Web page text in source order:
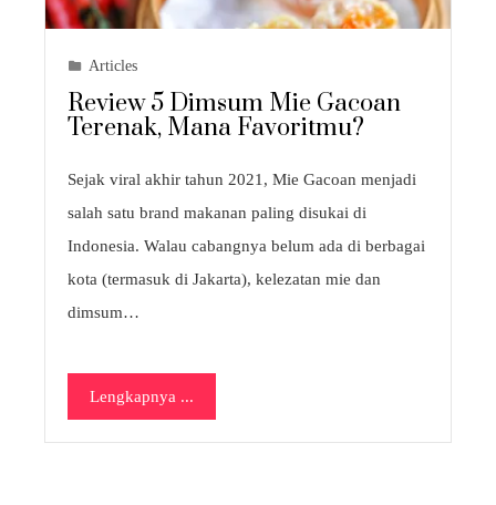
Articles
Review 5 Dimsum Mie Gacoan
Terenak, Mana Favoritmu?
Sejak viral akhir tahun 2021, Mie Gacoan menjadi
salah satu brand makanan paling disukai di
Indonesia. Walau cabangnya belum ada di berbagai
kota (termasuk di Jakarta), kelezatan mie dan
dimsum…
Lengkapnya ...